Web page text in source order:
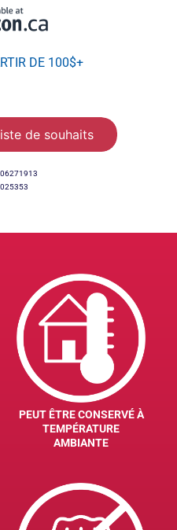
DE 100$+
de souhaits
PEUT ÊTRE CONSERVÉ À
TEMPÉRATURE
AMBIANTE